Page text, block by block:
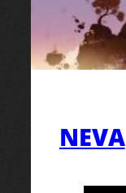
NEVA